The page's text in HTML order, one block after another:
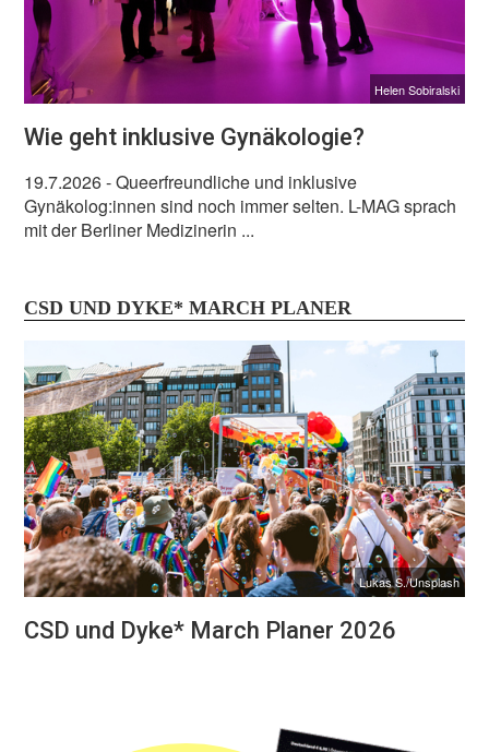
Helen Sobiralski
Wie geht inklusive Gynäkologie?
19.7.2026- Queerfreundliche und inklusive
Gynäkolog:innen sind noch immer selten. L-MAG sprach
mit der Berliner Medizinerin ...
CSD UND DYKE* MARCH PLANER
Lukas S./Unsplash
CSD und Dyke* March Planer 2026